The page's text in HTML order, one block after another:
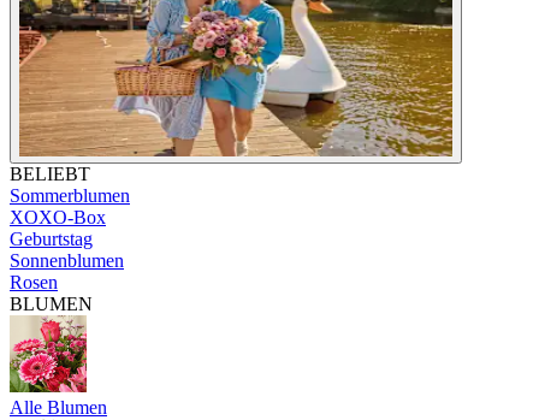
BELIEBT
Sommerblumen
XOXO-Box
Geburtstag
Sonnenblumen
Rosen
BLUMEN
Alle Blumen